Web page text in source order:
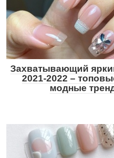
Захватывающий
2021-2022 –
модные